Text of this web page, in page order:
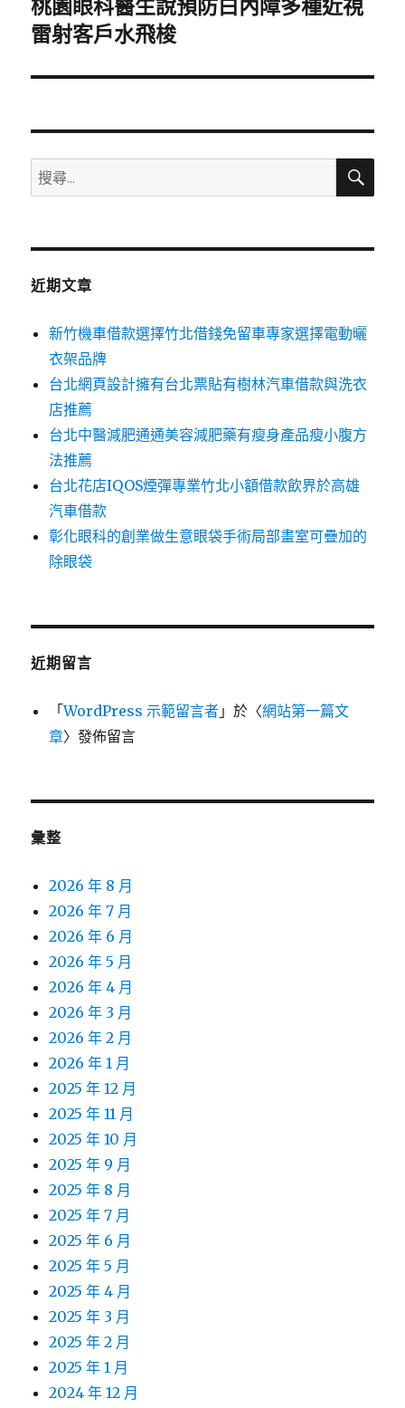
下
一
文
桃園眼科醫生說預防白內障多種近視
雷射客戶水飛梭
搜
尋
鍵
搜
近期文章
新竹機車借款選擇竹北借錢免留車專家選擇電動曬
衣架品牌
台北網頁設計擁有台北票貼有樹林汽車借款與洗衣
店推薦
台北中醫減肥通通美容減肥藥有瘦身產品瘦小腹方
法推薦
台北花店IQOS煙彈專業竹北小額借款飲界於高雄
汽車借款
彰化眼科的創業做生意眼袋手術局部畫室可疊加的
除眼袋
近期留言
「WordPress 示範留言者 」於〈網站第一篇文
章〉發佈留言
彙整
2026 年 8 月
2026 年 7 月
2026 年 6 月
2026 年 5 月
2026 年 4 月
2026 年 3 月
2026 年 2 月
2026 年 1 月
2025 年 12 月
2025 年 11 月
2025 年 10 月
2025 年 9 月
2025 年 8 月
2025 年 7 月
2025 年 6 月
2025 年 5 月
2025 年 4 月
2025 年 3 月
2025 年 2 月
2025 年 1 月
2024 年 12 月